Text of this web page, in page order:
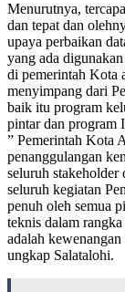
Menurutnya,
dan tepat dan
upaya perbaikan
yang ada
di pemerintah Kota
menyimpang dari
baik itu program
pintar dan program
” Pemerintah Kota
penanggulangan
seluruh stakeholder
seluruh kegiatan
penuh oleh semua
teknis dalam
adalah
ungkap Salatalohi.